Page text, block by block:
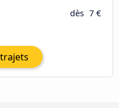
dès 7 €